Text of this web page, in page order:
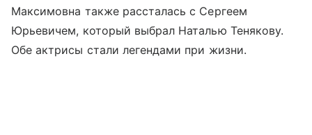
Максимовна также рассталась с Сергеем
Юрьевичем, который выбрал Наталью Тенякову.
Обе актрисы стали легендами при жизни.